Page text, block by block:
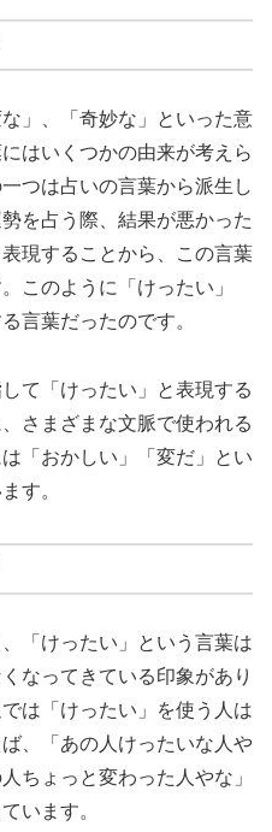
」、「奇妙な」といった意
はいくつかの由来が考えら
つは占いの言葉から派生し
を占う際、結果が悪かった
現することから、この言葉
このように「けったい」
言葉だったのです。
て「けったい」と表現する
さまざまな文脈で使われる
「おかしい」「変だ」とい
す。
「けったい」という言葉は
なってきている印象があり
は「けったい」を使う人は
、「あの人けったいな人や
ちょっと変わった人やな」
います。